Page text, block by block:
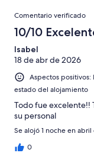
puntuación
Normal
una
puntuación
Mediocre
163
una
puntuación
de
Horrible
Comentarios
Comentario verificado
10/10
Isabel
18 de abr de 2026
Aspectos positivos:
estado del alojamiento
Todo fue excelente!!
su personal
Se alojó 1 noche en
0